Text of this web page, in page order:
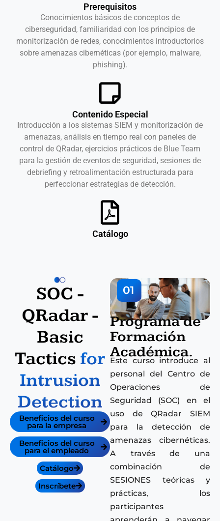
Prerequisitos
Conocimientos básicos de conceptos de
ciberseguridad, familiaridad con los principios de
monitorización de redes, conocimientos introductorios
sobre amenazas cibernéticas (por ejemplo, malware,
phishing).
Contenido Especial
Introducción a los sistemas SIEM y monitorización de
amenazas, análisis en tiempo real con paneles de
control de QRadar, ejercicios prácticos de Blue Team
para la gestión de eventos de seguridad, sesiones de
debriefing y retroalimentación estructurada para
perfeccionar estrategias de detección.
Catálogo
SOC -
QRadar -
Basic
Tactics for
Intrusion
Detection
Beneficios del curso
para la empresa
Beneficios del curso
para el empleado
Catálogo
Inscríbete
01
Programa de
Formación
Académica.
Este curso introduce al
personal del Centro de
Operaciones de
Seguridad (SOC) en el
uso de QRadar SIEM
para la detección de
amenazas cibernéticas.
A través de una
combinación de
SESIONES teóricas y
prácticas, los
participantes